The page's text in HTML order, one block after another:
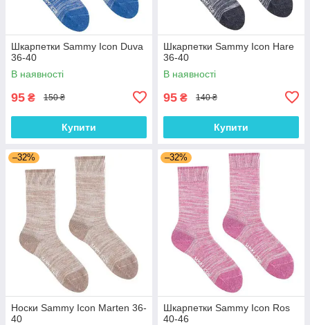
Шкарпетки Sammy Icon Duva
36-40
В наявності
95 ₴ 150 ₴
Купити
Шкарпетки Sammy Icon Hare
36-40
В наявності
95 ₴ 140 ₴
Купити
–32%
Носки Sammy Icon Marten 36-
40
–32%
Шкарпетки Sammy Icon Ros
40-46